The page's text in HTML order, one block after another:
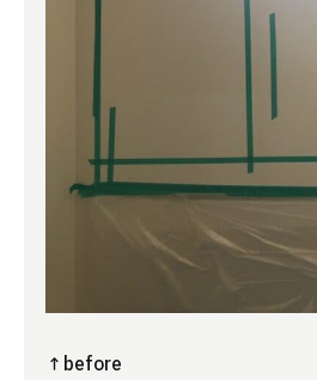
↑before